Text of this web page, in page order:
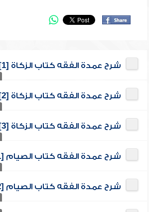
شرح عمدة الفقه كتاب الزكاة [1]
شرح عمدة الفقه كتاب الزكاة [2]
شرح عمدة الفقه كتاب الزكاة [3]
شرح عمدة الفقه كتاب الصيام [1]
شرح عمدة الفقه كتاب الصيام [2]